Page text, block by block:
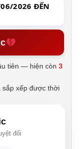
2026 ĐẾN
tiên — hiện còn3
sắp xếp được thời
đối